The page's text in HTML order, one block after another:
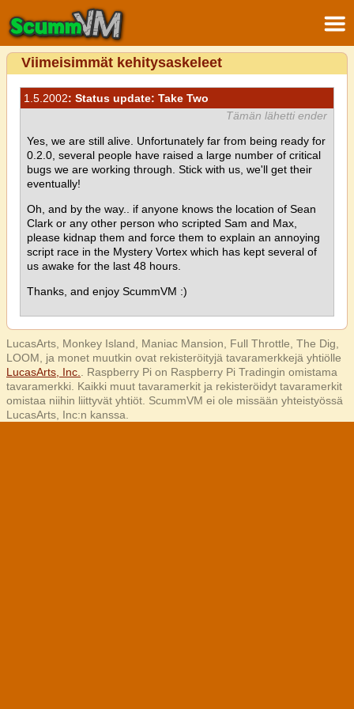
Viimeisimmät kehitysaskeleet
1.5.2002: Status update: Take Two
Tämän lähetti ender
Yes, we are still alive. Unfortunately far from being ready for
0.2.0, several people have raised a large number of critical
bugs we are working through. Stick with us, we'll get their
eventually!
Oh, and by the way.. if anyone knows the location of Sean
Clark or any other person who scripted Sam and Max,
please kidnap them and force them to explain an annoying
script race in the Mystery Vortex which has kept several of
us awake for the last 48 hours.
Thanks, and enjoy ScummVM :)
LucasArts, Monkey Island, Maniac Mansion, Full Throttle, The Dig,
LOOM, ja monet muutkin ovat rekisteröityjä tavaramerkkejä yhtiölle
LucasArts, Inc.
. Raspberry Pi on Raspberry Pi Tradingin omistama
tavaramerkki. Kaikki muut tavaramerkit ja rekisteröidyt tavaramerkit
omistaa niihin liittyvät yhtiöt. ScummVM ei ole missään yhteistyössä
LucasArts, Inc:n kanssa.